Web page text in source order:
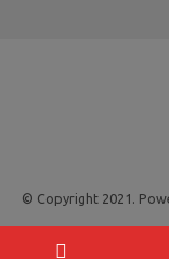
© Copyright 2021.